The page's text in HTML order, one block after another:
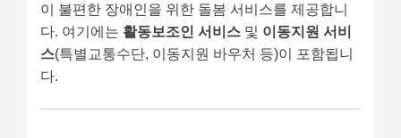
이 불편한 장애인을 위한 돌봄 서비스를 제공합니
다. 여기에는 활동보조인 서비스 및 이동지원 서비
스(특별교통수단, 이동지원 바우처 등)이 포함됩니
다.